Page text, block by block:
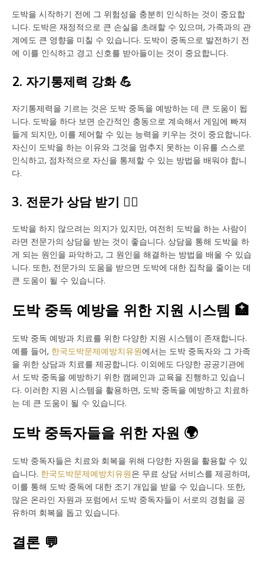
도박을 시작하기 전에 그 위험성을 충분히 인식하는 것이 중요합
니다. 도박은 재정적으로 큰 손실을 초래할 수 있으며, 가족과의 관
계에도 큰 영향을 미칠 수 있습니다. 도박이 중독으로 발전하기 전
에 이를 인식하고 경고 신호를 받아들이는 것이 중요합니다.
2. 자기통제력 강화 💪
자기통제력을 기르는 것은 도박 중독을 예방하는 데 큰 도움이 됩
니다. 도박을 하다 보면 순간적인 충동으로 계속해서 게임에 빠져
들게 되지만, 이를 제어할 수 있는 능력을 키우는 것이 중요합니다.
자신이 도박을 하는 이유와 그것을 멈추지 못하는 이유를 스스로
인식하고, 점차적으로 자신을 통제할 수 있는 방법을 배워야 합니
다.
3. 전문가 상담 받기 👩‍⚕️
도박을 하지 않으려는 의지가 있지만, 여전히 도박을 하는 사람이
라면 전문가의 상담을 받는 것이 좋습니다. 상담을 통해 도박을 하
게 되는 원인을 파악하고, 그 원인을 해결하는 방법을 배울 수 있습
니다. 또한, 전문가의 도움을 받으면 도박에 대한 집착을 줄이는 데
큰 도움이 될 수 있습니다.
도박 중독 예방을 위한 지원 시스템 🏥
도박 중독 예방과 치료를 위한 다양한 지원 시스템이 존재합니다.
예를 들어, 한국도박문제예방치유원에서는 도박 중독자와 그 가족
을 위한 상담과 치료를 제공합니다. 이외에도 다양한 공공기관에
서 도박 중독을 예방하기 위한 캠페인과 교육을 진행하고 있습니
다. 이러한 지원 시스템을 활용하면, 도박 중독을 예방하고 치료하
는 데 큰 도움이 될 수 있습니다.
도박 중독자들을 위한 자원 🌍
도박 중독자들은 치료와 회복을 위해 다양한 자원을 활용할 수 있
습니다. 한국도박문제예방치유원은 무료 상담 서비스를 제공하며,
이를 통해 도박 중독에 대한 조기 개입을 받을 수 있습니다. 또한,
많은 온라인 자원과 포럼에서 도박 중독자들이 서로의 경험을 공
유하며 회복을 돕고 있습니다.
결론 💬